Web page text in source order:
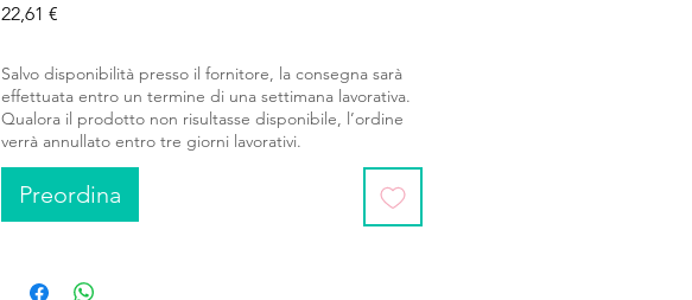
22,61 €
Salvo disponibilità presso il fornitore, la consegna sarà
effettuata entro un termine di una settimana lavorativa.
Qualora il prodotto non risultasse disponibile, l’ordine
verrà annullato entro tre giorni lavorativi.
Preordina